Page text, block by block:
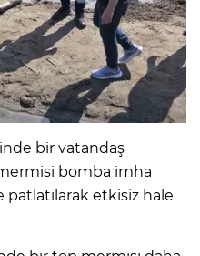
bir vatandaş
bomba imha
etkisiz hale